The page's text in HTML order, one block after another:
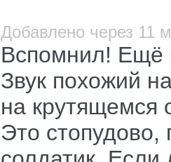
Добавлено через 11
Вспомнил! Ещё
Звук похожий
на крутящемся
Это стопудово,